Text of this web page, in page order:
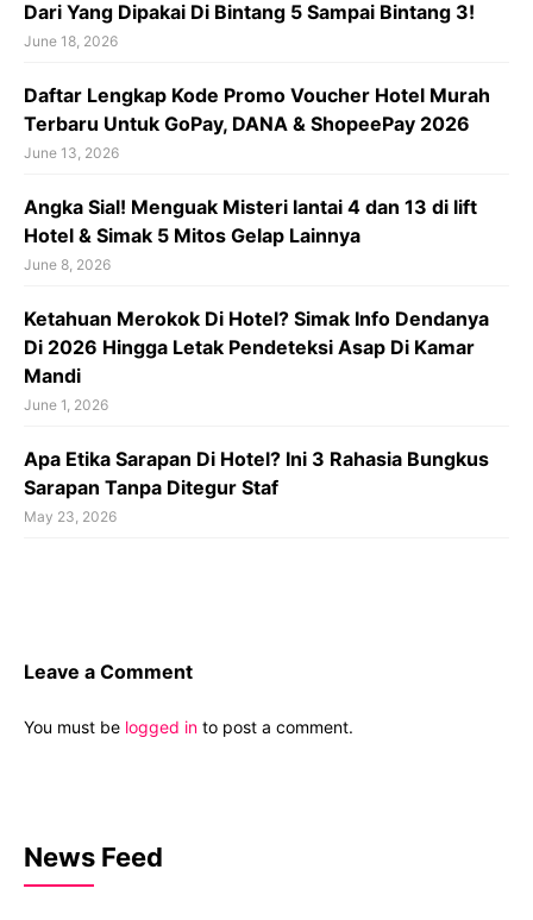
Dari Yang Dipakai Di Bintang 5 Sampai Bintang 3!
June 18, 2026
Daftar Lengkap Kode Promo Voucher Hotel Murah
Terbaru Untuk GoPay, DANA & ShopeePay 2026
June 13, 2026
Angka Sial! Menguak Misteri lantai 4 dan 13 di lift
Hotel & Simak 5 Mitos Gelap Lainnya
June 8, 2026
Ketahuan Merokok Di Hotel? Simak Info Dendanya
Di 2026 Hingga Letak Pendeteksi Asap Di Kamar
Mandi
June 1, 2026
Apa Etika Sarapan Di Hotel? Ini 3 Rahasia Bungkus
Sarapan Tanpa Ditegur Staf
May 23, 2026
Leave a Comment
You must be logged in to post a comment.
News Feed